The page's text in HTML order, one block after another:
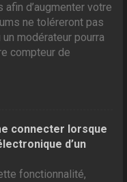
d’augmenter votre
ne toléreront pas
modérateur pourra
compteur de
connecter lorsque
d’un
fonctionnalité,